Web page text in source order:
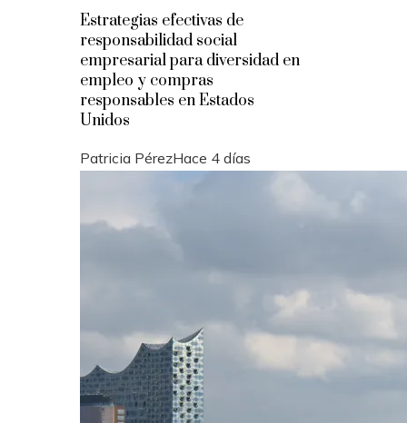
Estrategias efectivas de
responsabilidad social
empresarial para diversidad en
empleo y compras
responsables en Estados
Unidos
Patricia PérezHace 4 días